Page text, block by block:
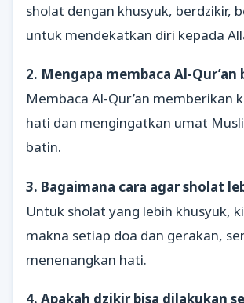
sholat dengan khusyuk, berdzikir,
untuk mendekatkan diri kepada
2. Mengapa membaca Al-
Membaca Al-Qur’an memberikan
hati dan mengingatkan umat
batin.
3. Bagaimana cara agar sholat
Untuk sholat yang lebih khusyuk,
makna setiap doa dan gerakan,
menenangkan hati.
4. Apakah dzikir bisa dilakukan